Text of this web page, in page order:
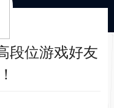
段位游戏好友